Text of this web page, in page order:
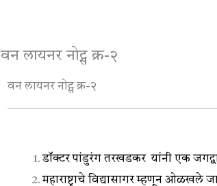
वन लायनर नोट्स क्र-२
वन लायनर नोट्स क्र-२
डॉक्टर पांडुरंग तरखडकर यांनी एक
महाराष्ट्राचे विद्यासागर म्हणून ओळखले